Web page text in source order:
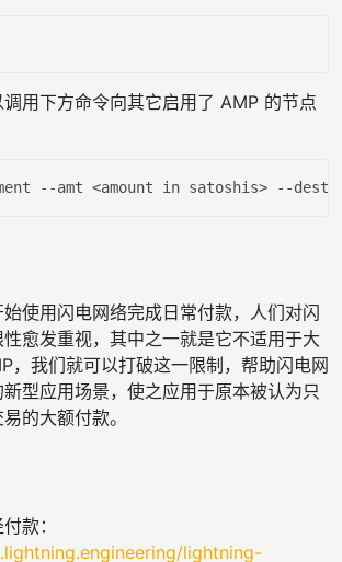
用下方命令向其它启用了 AMP 的节点
--amt <amount in satoshis> --dest
使用闪电网络完成日常付款，人们对闪
愈发重视，其中之一就是它不适用于大
，我们就可以打破这一限制，帮助闪电网
型应用场景，使之应用于原本被认为只
的大额付款。
款：
lightning-